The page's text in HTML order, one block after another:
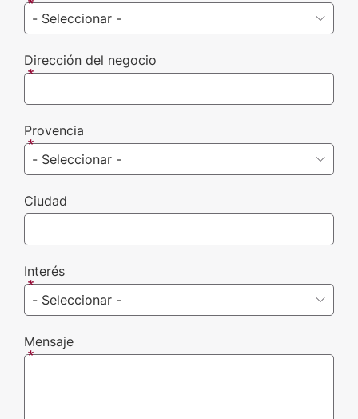
Dirección del negocio
Provencia
Ciudad
Interés
Mensaje